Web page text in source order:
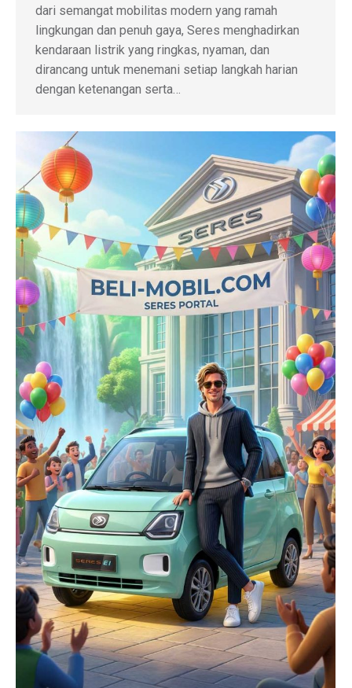
dari semangat mobilitas modern yang ramah
lingkungan dan penuh gaya, Seres menghadirkan
kendaraan listrik yang ringkas, nyaman, dan
dirancang untuk menemani setiap langkah harian
dengan ketenangan serta…